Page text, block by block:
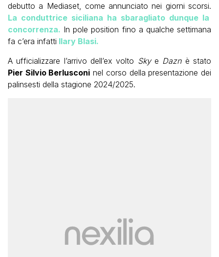
debutto a Mediaset, come annunciato nei giorni scorsi.
La conduttrice siciliana ha sbaragliato dunque la
concorrenza. In pole position fino a qualche settimana
fa c’era infatti Ilary Blasi.
A ufficializzare l’arrivo dell’ex volto Skye Daznè stato
Pier Silvio Berlusconi nel corso della presentazione dei
palinsesti della stagione 2024/2025.